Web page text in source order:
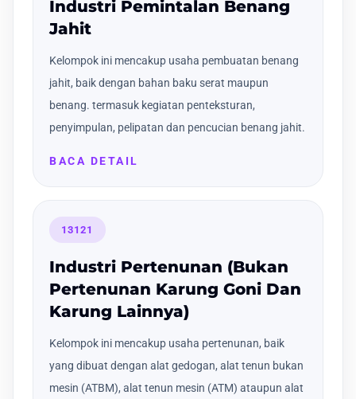
Industri Pemintalan Benang
Jahit
Kelompok ini mencakup usaha pembuatan benang
jahit, baik dengan bahan baku serat maupun
benang. termasuk kegiatan penteksturan,
penyimpulan, pelipatan dan pencucian benang jahit.
BACA DETAIL
13121
Industri Pertenunan (Bukan
Pertenunan Karung Goni Dan
Karung Lainnya)
Kelompok ini mencakup usaha pertenunan, baik
yang dibuat dengan alat gedogan, alat tenun bukan
mesin (ATBM), alat tenun mesin (ATM) ataupun alat